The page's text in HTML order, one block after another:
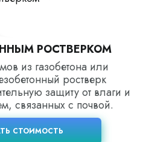
РОСТВЕРКОМ
из газобетона или
ростверк
защиту от влаги и
связанных с почвой.
СТОИМОСТЬ